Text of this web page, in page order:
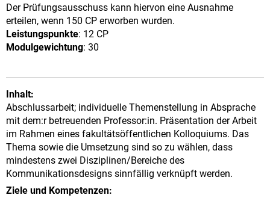
Der Prüfungsausschuss kann hiervon eine Ausnahme
erteilen, wenn 150 CP erworben wurden.
Leistungspunkte: 12 CP
Modulgewichtung: 30
Inhalt:
Abschlussarbeit; individuelle Themenstellung in Absprache
mit dem:r betreuenden Professor:in. Präsentation der Arbeit
im Rahmen eines fakultätsöffentlichen Kolloquiums. Das
Thema sowie die Umsetzung sind so zu wählen, dass
mindestens zwei Disziplinen/Bereiche des
Kommunikationsdesigns sinnfällig verknüpft werden.
Ziele und Kompetenzen: